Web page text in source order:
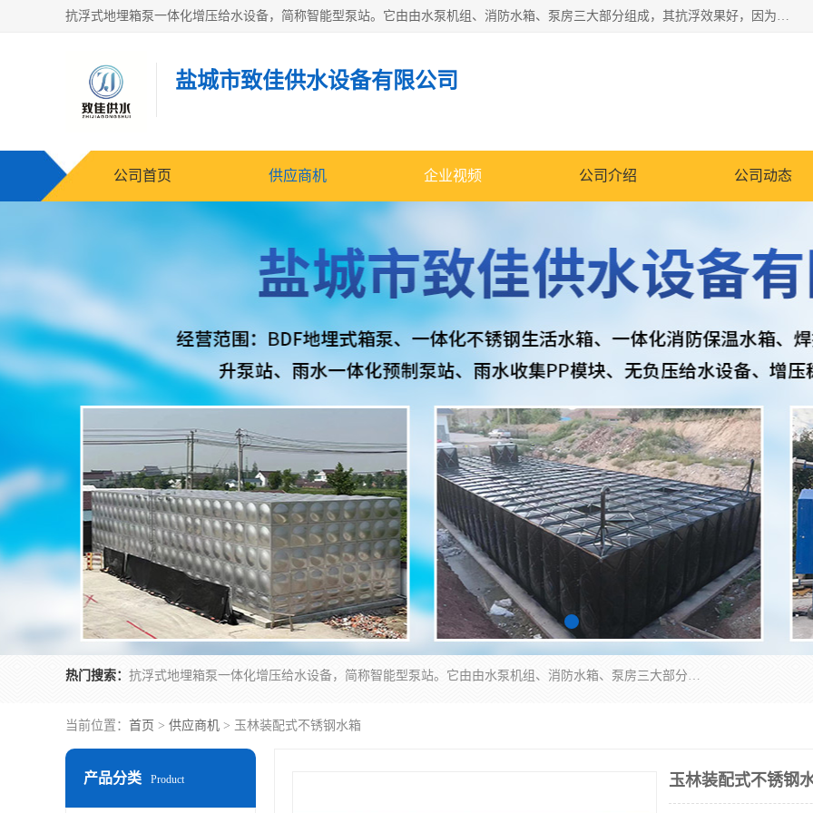
抗浮式地埋箱泵一体化增压给水设备，简称智能型泵站。它由由水泵机组、消防水箱、泵房三大部分组成，其抗浮效果好，因为设计时通过将底板与箱体联在一起，箱体重量抵消了地下水浮力。系统维护好，内部拉筋、泵站、管道，喷淋等各部运行正堂，无一损坏；结构更牢固。
盐城市致佳供水设备有限公司
公司首页 供应商机 企业视频 公司介绍 公司动态
热门搜索： 抗浮式地埋箱泵一体化增压给水设备，简称智能型泵站。它由由水泵机组、消防水箱、泵房三大部分组成，其抗浮效果好，因为设计时通过将底板与箱体联在一起，箱体重量抵消了地下水浮力。系统维护好，内部拉筋、泵站、管道，喷淋等各部运行正堂，无一损坏；结构更牢固。
当前位置： 首页 > 供应商机 > 玉林装配式不锈钢水箱
产品分类 Product 玉林装配式不锈钢